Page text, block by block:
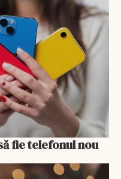
fie telefonul nou